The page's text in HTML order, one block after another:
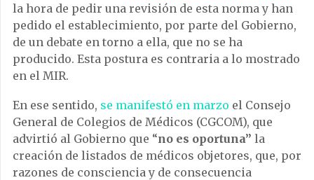
la hora de pedir una revisión de esta norma y han
pedido el establecimiento, por parte del Gobierno,
de un debate en torno a ella, que no se ha
producido. Esta postura es contraria a lo mostrado
en el MIR.
En ese sentido, se manifestó en marzo el Consejo
General de Colegios de Médicos (CGCOM), que
advirtió al Gobierno que “no es oportuna” la
creación de listados de médicos objetores, que, por
razones de consciencia y de consecuencia